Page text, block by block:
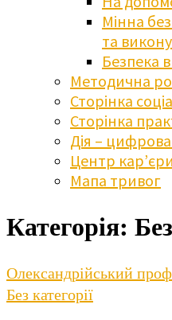
Мінна
та
Безпека
Методична
Сторінка
Сторінка
Дія –
Центр кар’єри
Мапа тривог
Категорія:
Олександрійський
Без категорії